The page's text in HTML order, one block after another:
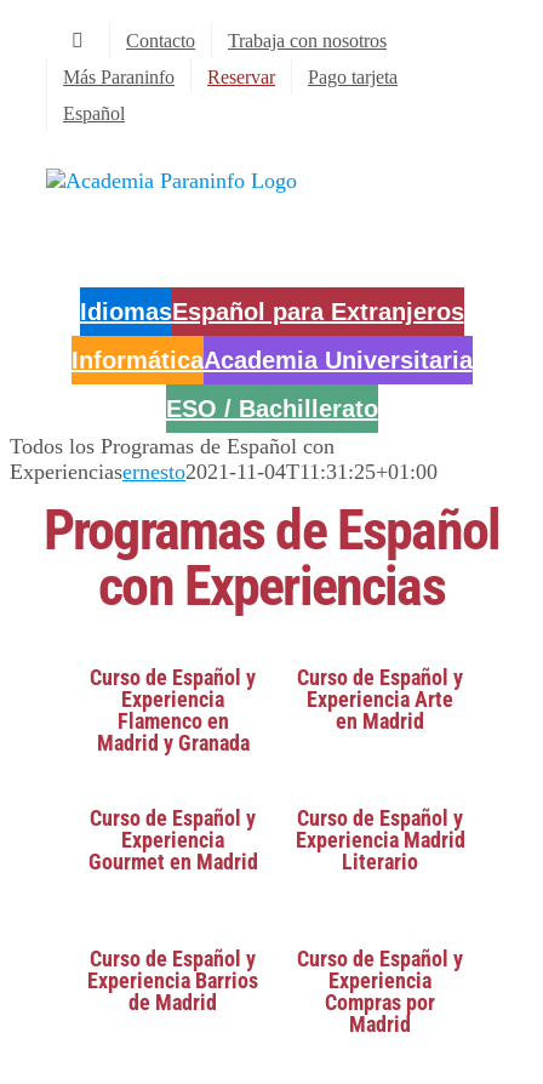
contenido
Contacto
Trabaja con nosotros
Más Paraninfo
Reservar
Pago tarjeta
Español
IdiomasEspañol para Extranjeros
InformáticaAcademia Universitaria
ESO / Bachillerato
Todos los Programas de Español con
Experienciasernesto2021-11-04T11:31:25+01:00
Programas de Español
con Experiencias
Curso de Español y
Experiencia
Flamenco en
Madrid y Granada
Curso de Español y
Experiencia Arte
en Madrid
Curso de Español y
Experiencia
Gourmet en Madrid
Curso de Español y
Experiencia Madrid
Literario
Curso de Español y
Experiencia Barrios
de Madrid
Curso de Español y
Experiencia
Compras por
Madrid